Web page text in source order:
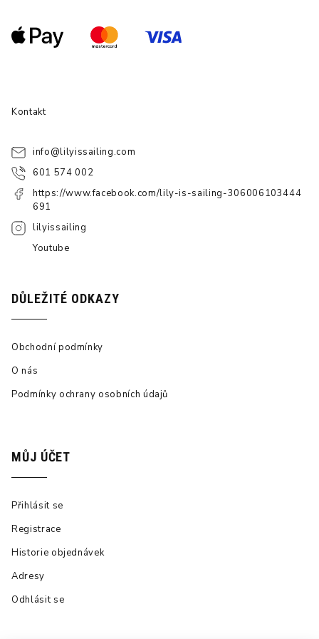
Kontakt
info@lilyissailing.com
601 574 002
https://www.facebook.com/lily-is-sailing-306006103444
691
lilyissailing
Youtube
DŮLEŽITÉ ODKAZY
Obchodní podmínky
O nás
Podmínky ochrany osobních údajů
MŮJ ÚČET
Přihlásit se
Registrace
Historie objednávek
Adresy
Odhlásit se